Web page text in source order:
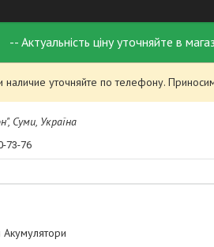
-- Актуальність ціну уточняйте в
наличие уточняйте по телефону.
Суми, Україна
73-76
Акумулятори